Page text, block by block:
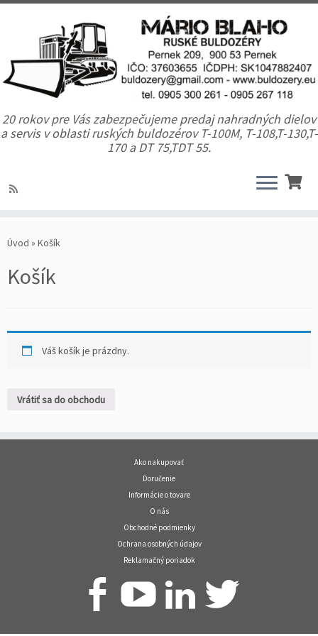
20 rokov pre Vás zabezpečujeme predaj nahradných dielov
a servis v oblasti ruských buldozérov T-100M, T-108,T-130,T-
170 a DT 75,TDT 55.
Úvod » Košík
Košík
Váš košík je prázdny.
Vrátiť sa do obchodu
Ako nakupovať
Doručenie
Informácie o tovare
O nás
Obchodné podmienky
Ochrana osobných údajov
Reklamačný poriadok